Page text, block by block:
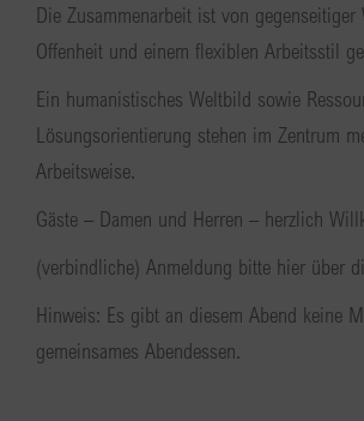
Die Zusammenarbeit ist von gegenseitiger
Offenheit und einem flexiblen Arbeitsstil
Ein humanistisches Weltbild sowie
Lösungsorientierung stehen im Zentrum
Arbeitsweise.
Gäste – Damen und Herren – herzlich
(verbindliche) Anmeldung bitte hier über
Hinweis: Es gibt an diesem Abend keine
gemeinsames Abendessen.